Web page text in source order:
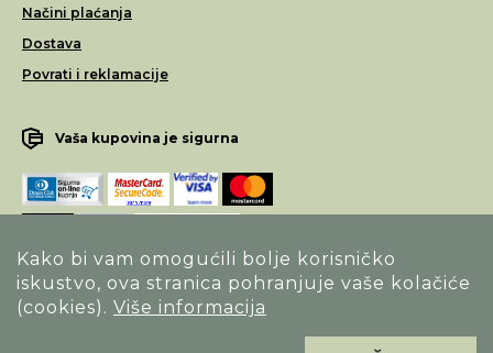
Kako bi vam omogućili bolje korisničko
iskustvo, ova stranica pohranjuje vaše kolačiće
(cookies). Više informacija
Načini plaćanja
Dostava
Povrati i reklamacije
Vaša kupovina je sigurna
Opći uvjeti poslovanja